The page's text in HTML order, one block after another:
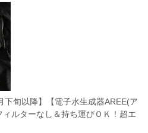
下旬以降】【電子水生成器AREE(ア
ルターなし＆持ち運びＯＫ！超エ